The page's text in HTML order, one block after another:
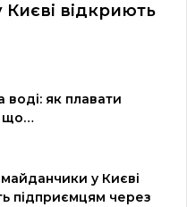
відкриють
воді: як плавати
що…
у Києві
підприємцям через